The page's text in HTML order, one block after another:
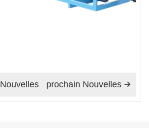

prochain Nouvelles